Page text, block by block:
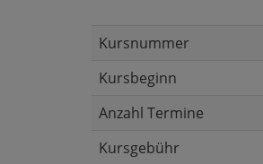
Kursnummer
Kursbeginn
Anzahl Termine
Kursgebühr